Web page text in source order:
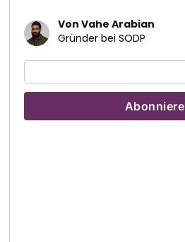
Von Vahe Arabian
Gründer bei SODP